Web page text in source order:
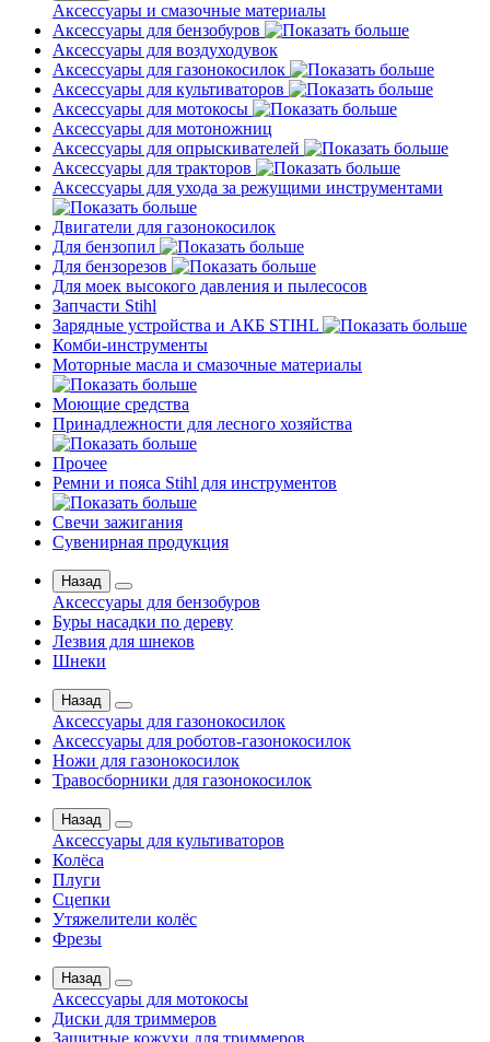
Аксессуары и смазочные материалы
Аксессуары для бензобуров
Аксессуары для воздуходувок
Аксессуары для газонокосилок
Аксессуары для культиваторов
Аксессуары для мотокосы
Аксессуары для мотоножниц
Аксессуары для опрыскивателей
Аксессуары для тракторов
Аксессуары для ухода за режущими инструментами
Двигатели для газонокосилок
Для бензопил
Для бензорезов
Для моек высокого давления и пылесосов
Запчасти Stihl
Зарядные устройства и АКБ STIHL
Комби-инструменты
Моторные масла и смазочные материалы
Моющие средства
Принадлежности для лесного хозяйства
Прочее
Ремни и пояса Stihl для инструментов
Свечи зажигания
Сувенирная продукция
Назад
Аксессуары для бензобуров
Буры насадки по дереву
Лезвия для шнеков
Шнеки
Назад
Аксессуары для газонокосилок
Аксессуары для роботов-газонокосилок
Ножи для газонокосилок
Травосборники для газонокосилок
Назад
Аксессуары для культиваторов
Колёса
Плуги
Сцепки
Утяжелители колёс
Фрезы
Назад
Аксессуары для мотокосы
Диски для триммеров
Защитные кожухи для триммеров